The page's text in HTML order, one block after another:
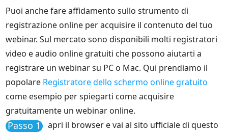
Puoi anche fare affidamento sullo strumento di
registrazione online per acquisire il contenuto del tuo
webinar. Sul mercato sono disponibili molti registratori
video e audio online gratuiti che possono aiutarti a
registrare un webinar su PC o Mac. Qui prendiamo il
popolare Registratore dello schermo online gratuito
come esempio per spiegarti come acquisire
gratuitamente un webinar online.
Passo 1
apri il browser e vai al sito ufficiale di questo